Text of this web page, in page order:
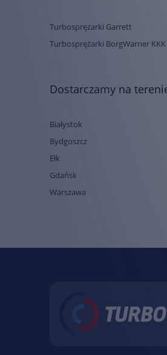
Turbosprężarki Garrett
Turbosprężarki BorgWarner KKK
Dostarczamy na
Białystok
Bydgoszcz
Ełk
Gdańsk
Warszawa